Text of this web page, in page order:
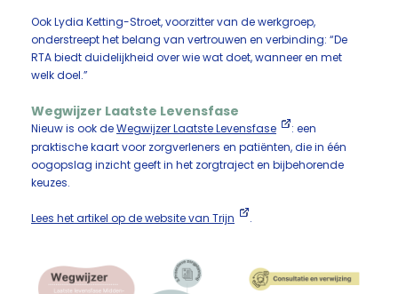
Ook Lydia Ketting-Stroet, voorzitter van de werkgroep,
onderstreept het belang van vertrouwen en verbinding: “De
RTA biedt duidelijkheid over wie wat doet, wanneer en met
welk doel.”
Wegwijzer Laatste Levensfase
Nieuw is ook deWegwijzer Laatste Levensfase
: een
praktische kaart voor zorgverleners en patiënten, die in één
oogopslag inzicht geeft in het zorgtraject en bijbehorende
keuzes.
Lees het artikel op de website van Trijn .